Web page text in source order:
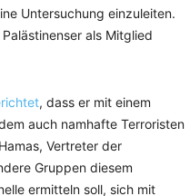
Untersuchung einzuleiten.
als Mitglied
, dass er mit einem
auch namhafte Terroristen
Vertreter der
Gruppen diesem
ermitteln soll, sich mit